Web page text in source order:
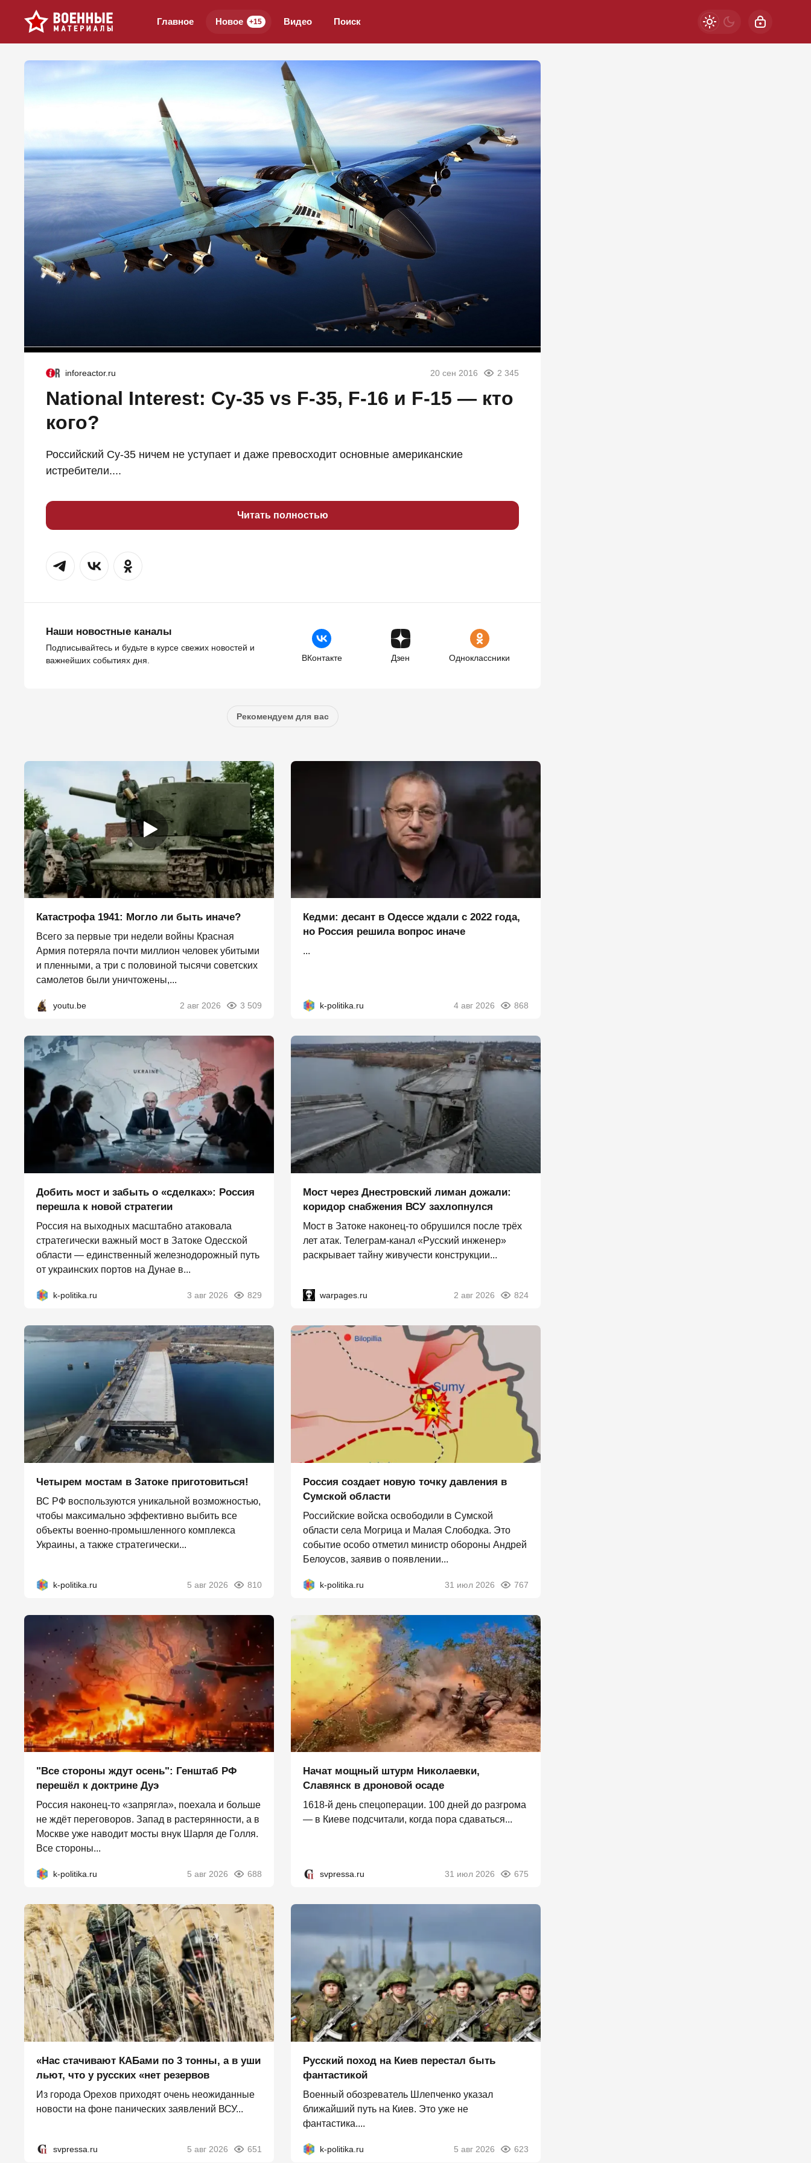
Главное Новое +15 Видео Поиск
inforeactor.ru 20 сен 2016 2 345
National Interest: Су-35 vs F-35, F-16 и F-15 — кто
кого?
Российский Су-35 ничем не уступает и даже превосходит основные американские
истребители....
Читать полностью
Наши новостные каналы
Подписывайтесь и будьте в курсе свежих новостей и
важнейших событиях дня.
ВКонтакте Дзен Одноклассники
Рекомендуем для вас
Катастрофа 1941: Могло ли быть иначе?
Всего за первые три недели войны Красная
Армия потеряла почти миллион человек убитыми
и пленными, а три с половиной тысячи советских
самолетов были уничтожены,...
youtu.be 2 авг 2026 3 509
Кедми: десант в Одессе ждали с 2022 года,
но Россия решила вопрос иначе
...
k-politika.ru 4 авг 2026 868
Добить мост и забыть о «сделках»: Россия
перешла к новой стратегии
Россия на выходных масштабно атаковала
стратегически важный мост в Затоке Одесской
области — единственный железнодорожный путь
от украинских портов на Дунае в...
k-politika.ru 3 авг 2026 829
Мост через Днестровский лиман дожали:
коридор снабжения ВСУ захлопнулся
Мост в Затоке наконец-то обрушился после трёх
лет атак. Телеграм-канал «Русский инженер»
раскрывает тайну живучести конструкции...
warpages.ru 2 авг 2026 824
Четырем мостам в Затоке приготовиться!
ВС РФ воспользуются уникальной возможностью,
чтобы максимально эффективно выбить все
объекты военно-промышленного комплекса
Украины, а также стратегически...
k-politika.ru 5 авг 2026 810
Россия создает новую точку давления в
Сумской области
Российские войска освободили в Сумской
области села Могрица и Малая Слободка. Это
событие особо отметил министр обороны Андрей
Белоусов, заявив о появлении...
k-politika.ru 31 июл 2026 767
"Все стороны ждут осень": Генштаб РФ
перешёл к доктрине Дуэ
Россия наконец-то «запрягла», поехала и больше
не ждёт переговоров. Запад в растерянности, а в
Москве уже наводит мосты внук Шарля де Голля.
Все стороны...
k-politika.ru 5 авг 2026 688
Начат мощный штурм Николаевки,
Славянск в дроновой осаде
1618-й день спецоперации. 100 дней до разгрома
— в Киеве подсчитали, когда пора сдаваться...
svpressa.ru 31 июл 2026 675
«Нас стачивают КАБами по 3 тонны, а в уши
льют, что у русских «нет резервов
Из города Орехов приходят очень неожиданные
новости на фоне панических заявлений ВСУ...
svpressa.ru 5 авг 2026 651
Русский поход на Киев перестал быть
фантастикой
Военный обозреватель Шлепченко указал
ближайший путь на Киев. Это уже не
фантастика....
k-politika.ru 5 авг 2026 623